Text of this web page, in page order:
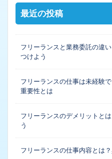
最近の投稿
フリーランスと業務委託の違
つけよう
フリーランスの仕事は未経験
重要性とは
フリーランスのデメリットと
う
フリーランスの仕事内容とは